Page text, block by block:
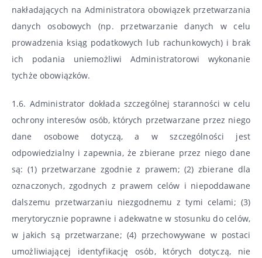
nakładających na Administratora obowiązek przetwarzania
danych osobowych (np. przetwarzanie danych w celu
prowadzenia ksiąg podatkowych lub rachunkowych) i brak
ich podania uniemożliwi Administratorowi wykonanie
tychże obowiązków.
1.6. Administrator dokłada szczególnej staranności w celu
ochrony interesów osób, których przetwarzane przez niego
dane osobowe dotyczą, a w szczególności jest
odpowiedzialny i zapewnia, że zbierane przez niego dane
są: (1) przetwarzane zgodnie z prawem; (2) zbierane dla
oznaczonych, zgodnych z prawem celów i niepoddawane
dalszemu przetwarzaniu niezgodnemu z tymi celami; (3)
merytorycznie poprawne i adekwatne w stosunku do celów,
w jakich są przetwarzane; (4) przechowywane w postaci
umożliwiającej identyfikację osób, których dotyczą, nie